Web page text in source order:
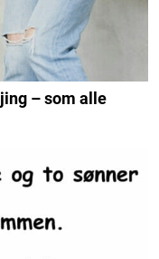
– som alle